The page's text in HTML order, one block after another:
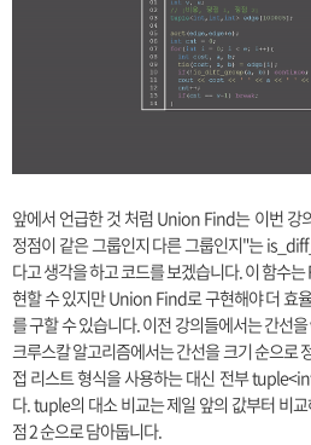
앞에서 언급한 것 처럼 Union Find는 이번 강
정점이 같은 그룹인지 다른 그룹인지"는
다고 생각을 하고 코드를 보겠습니다. 이 함수
현할 수 있지만 Union Find로 구현해야 더 효
를 구할 수 있습니다. 이전 강의들에서는 간선
크루스칼 알고리즘에서는 간선을 크기 순으로
접 리스트 형식을 사용하는 대신 전부
다. tuple의 대소 비교는 제일 앞의 값부터 비
점 2 순으로 담아둡니다.